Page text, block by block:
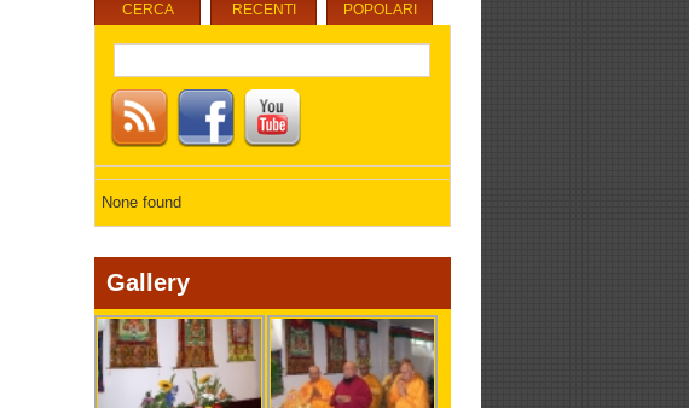
CERCA RECENTI POPOLARI
None found
Gallery